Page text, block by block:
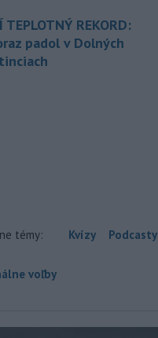
TEPLOTNÝ REKORD:
padol v Dolných
témy: Kvízy Podcasty
voľby